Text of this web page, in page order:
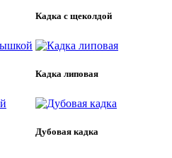
Кадка с щеколдой
Кадка липовая
Дубовая кадка